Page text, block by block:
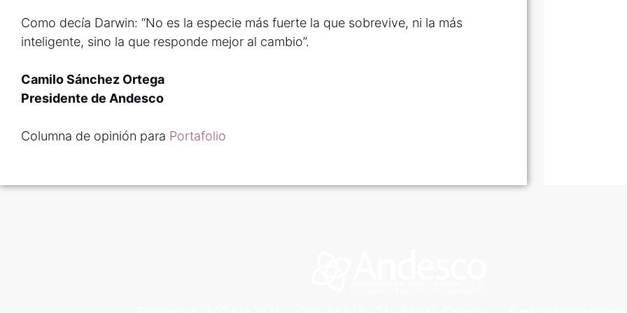
Como decía Darwin: “No es la especie más fuerte la que sobrevive, ni la más
inteligente, sino la que responde mejor al cambio”.
Camilo Sánchez Ortega
Presidente de Andesco
Columna de opinión para Portafolio